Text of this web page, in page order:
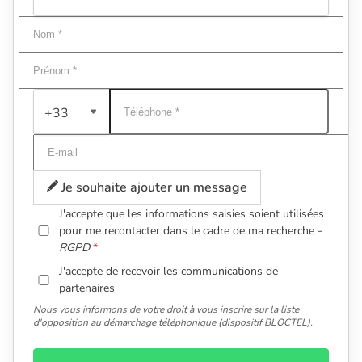
+33
Je souhaite ajouter un message
J'accepte que les informations saisies soient utilisées
pour me recontacter dans le cadre de ma recherche -
RGPD
J'accepte de recevoir les communications de
partenaires
Nous vous informons de votre droit à vous inscrire sur la liste
d'opposition au démarchage téléphonique (dispositif BLOCTEL).